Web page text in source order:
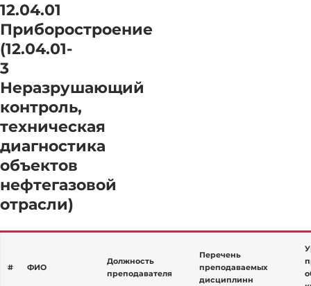
12.04.01
Приборостроение
(12.04.01-
3
Неразрушающий
контроль,
техническая
диагностика
объектов
нефтегазовой
отрасли)
# ФИО
Должность
преподавателя
Перечень
преподаваемых
дисциплинн